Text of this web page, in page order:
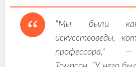
"Мы были
искусствоведы,
профессора,"